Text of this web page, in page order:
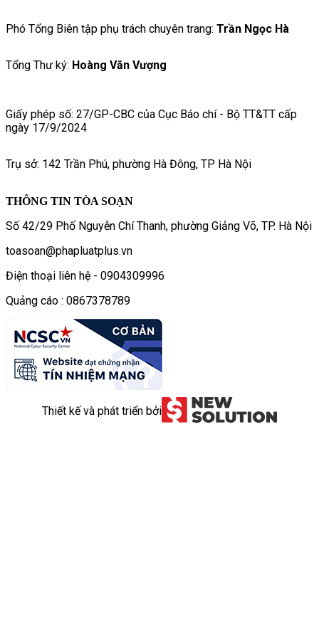
Phó Tổng Biên tập phụ trách chuyên trang: Trần Ngọc Hà
Tổng Thư ký: Hoàng Văn Vượng
Giấy phép số: 27/GP-CBC của Cục Báo chí - Bộ TT&TT cấp
ngày 17/9/2024
Trụ sở: 142 Trần Phú, phường Hà Đông, TP Hà Nội
THÔNG TIN TÒA SOẠN
Số 42/29 Phố Nguyễn Chí Thanh, phường Giảng Võ, TP. Hà Nội
toasoan@phapluatplus.vn
Điện thoại liên hệ - 0904309996
Quảng cáo : 0867378789
Thiết kế và phát triển bởi